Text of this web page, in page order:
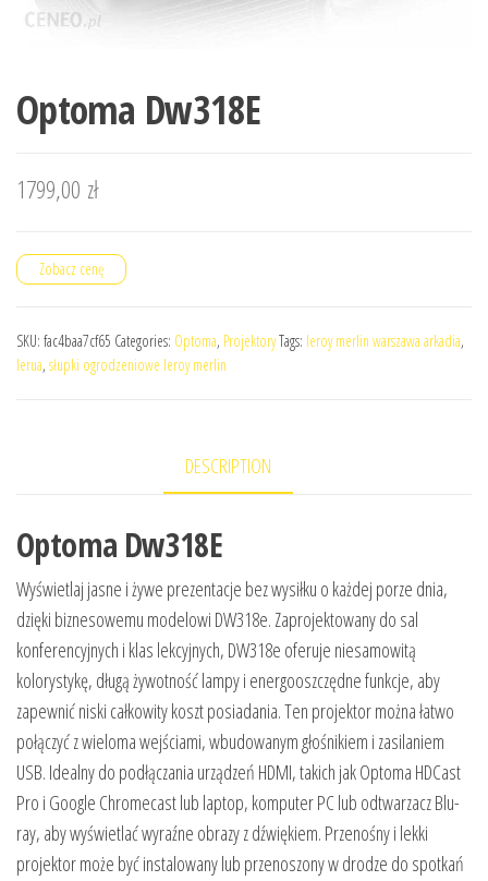
Optoma Dw318E
1799,00 zł
Zobacz cenę
SKU: fac4baa7cf65 Categories: Optoma, ProjektoryTags: leroy merlin warszawa arkadia,
lerua, słupki ogrodzeniowe leroy merlin
DESCRIPTION
Optoma Dw318E
Wyświetlaj jasne i żywe prezentacje bez wysiłku o każdej porze dnia,
dzięki biznesowemu modelowi DW318e. Zaprojektowany do sal
konferencyjnych i klas lekcyjnych, DW318e oferuje niesamowitą
kolorystykę, długą żywotność lampy i energooszczędne funkcje, aby
zapewnić niski całkowity koszt posiadania. Ten projektor można łatwo
połączyć z wieloma wejściami, wbudowanym głośnikiem i zasilaniem
USB. Idealny do podłączania urządzeń HDMI, takich jak Optoma HDCast
Pro i Google Chromecast lub laptop, komputer PC lub odtwarzacz Blu-
ray, aby wyświetlać wyraźne obrazy z dźwiękiem. Przenośny i lekki
projektor może być instalowany lub przenoszony w drodze do spotkań